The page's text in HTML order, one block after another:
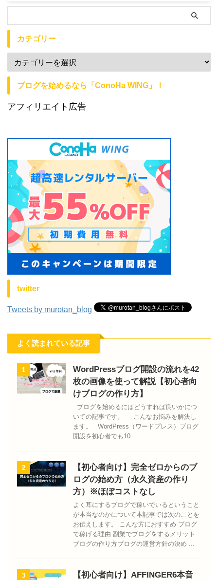
カテゴリー
ブログを始めるなら「ConoHa WING」！
アフィリエイト広告
twitter
Tweets by murotan_blog
よく読まれている記事
1
WordPressブログ開設の流れを42
枚の画像を使って解説【初心者向
けブログの作り方】
ブログを始めるにはどうすれば良いかにつ
いての記事です。 こんなお悩みを解決し
ます。 WordPress（ワードプレス）ブログ
開設を初心者でも10 ...
2
【初心者向け】完全ゼロからのブ
ログの始め方（永久資産の作り
方）※ほぼコストなし
よく耳にするブログで稼いでいるということ
が本当なのかについて本記事では次のことを
お伝えします。 こんな方におすすめ ブログ
で稼げる理由 副業でブログをするメリット
ブログの作り方ブログの運営方針の決め ...
3
【初心者向け】AFFINGER6本音